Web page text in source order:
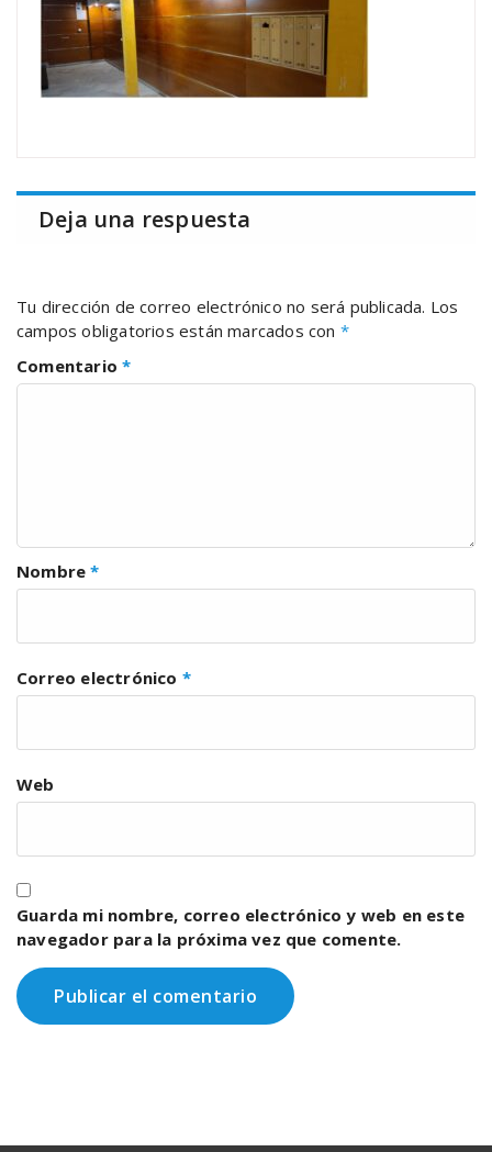
Deja una respuesta
Tu dirección de correo electrónico no será publicada. Los
campos obligatorios están marcados con *
Comentario*
Nombre*
Correo electrónico *
Web
Guarda mi nombre, correo electrónico y web en este
navegador para la próxima vez que comente.